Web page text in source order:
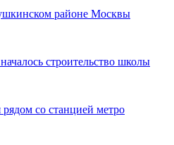
районе Москвы
строительство школы
со станцией метро